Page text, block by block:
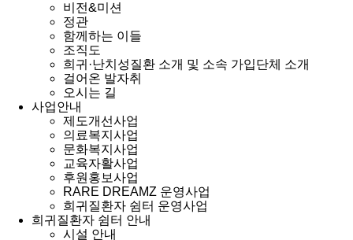
비전&미션
정관
함께하는 이들
조직도
희귀·난치성질환 소개 및 소속 가입단체 소개
걸어온 발자취
오시는 길
사업안내
제도개선사업
의료복지사업
문화복지사업
교육자활사업
후원홍보사업
RARE DREAMZ 운영사업
희귀질환자 쉼터 운영사업
희귀질환자 쉼터 안내
시설 안내